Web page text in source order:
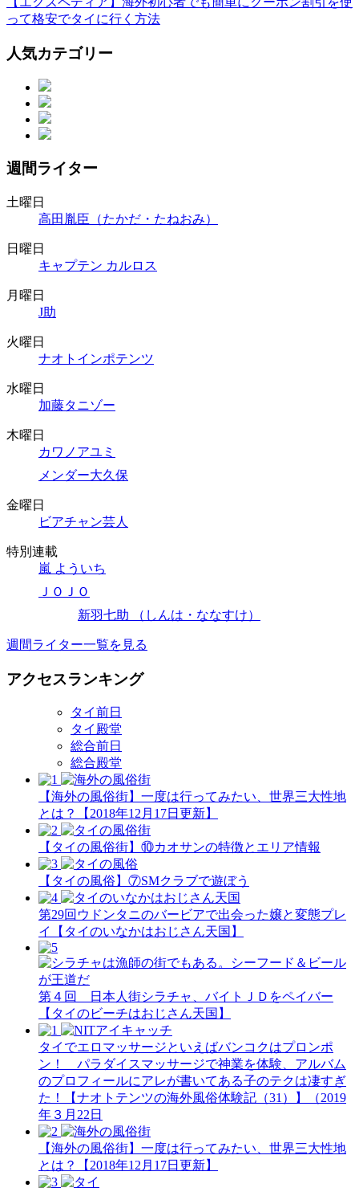
って格安でタイに行く方法
人気カテゴリー
週間ライター
土曜日
高田胤臣（たかだ・たねおみ）
日曜日
キャプテン カルロス
月曜日
J助
火曜日
ナオトインポテンツ
水曜日
加藤タニゾー
木曜日
カワノアユミ
メンダー大久保
金曜日
ビアチャン芸人
特別連載
嵐 よういち
ＪＯＪＯ
新羽七助 （しんは・ななすけ）
週間ライター一覧を見る
アクセスランキング
タイ前日
タイ殿堂
総合前日
総合殿堂
【海外の風俗街】一度は行ってみたい、世界三大性地
とは？【2018年12月17日更新】
【タイの風俗街】​⑩カオサンの特徴とエリア情報
【タイの風俗】​⑦SMクラブで遊ぼう
第29回ウドンタニのバービアで出会った嬢と変態プレ
イ【タイのいなかはおじさん天国】
第４回 日本人街シラチャ、バイトＪＤをペイバー
【タイのビーチはおじさん天国】
タイでエロマッサージといえばバンコクはプロンポ
ン！ パラダイスマッサージで神業を体験、アルバム
のプロフィールにアレが書いてある子のテクは凄すぎ
た！【ナオトテンツの海外風俗体験記（31）】（2019
年３月22日
【海外の風俗街】一度は行ってみたい、世界三大性地
とは？【2018年12月17日更新】